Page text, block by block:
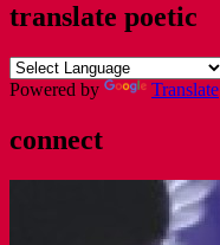
translate poetic
Powered by Translate
connect